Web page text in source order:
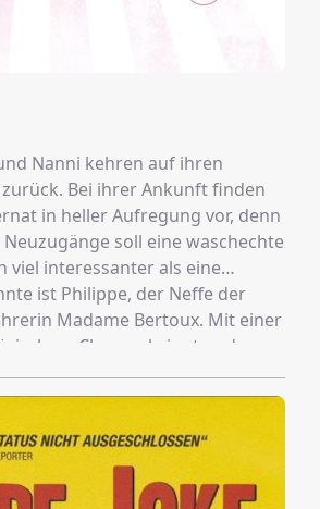
Bei ihrer Ankunft finden
in heller Aufregung vor, denn
soll eine waschechte
viel interessanter als eine
ist Philippe, der Neffe der
Madame Bertoux. Mit einer
Charme bringt er das
dem sich auch die 2
nicht lange entziehen
sich im Internat die Liebe
in Berlin bedroht, denn
kriselt es gewaltig. Als eines
Koch im Mädcheninternat